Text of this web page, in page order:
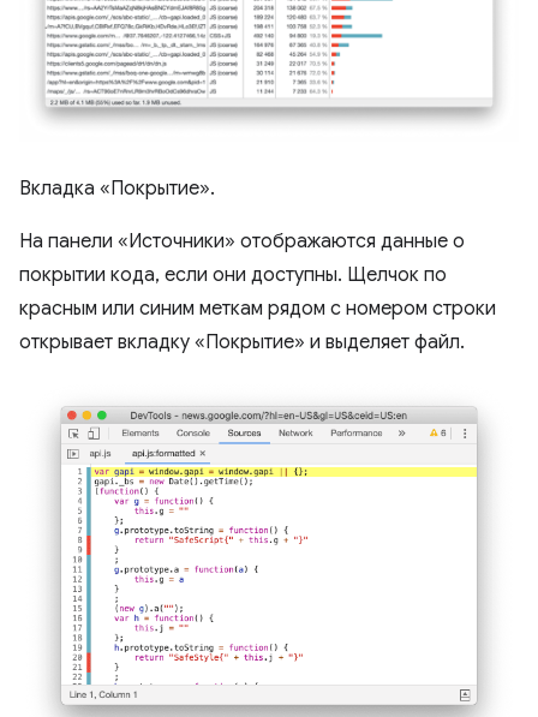
Вкладка «Покрытие».
На панели «Источники» отображаются данные о
покрытии кода, если они доступны. Щелчок по
красным или синим меткам рядом с номером строки
открывает вкладку «Покрытие» и выделяет файл.